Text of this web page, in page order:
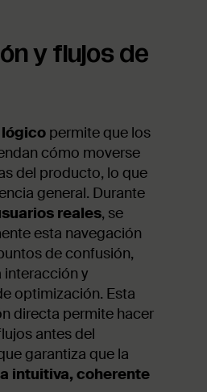
y flujos de
permite que los
cómo moverse
del producto, lo que
general. Durante
reales, se
esta navegación
de confusión,
interacción y
optimización. Esta
directa permite hacer
antes del
garantiza que la
intuitiva, coherente